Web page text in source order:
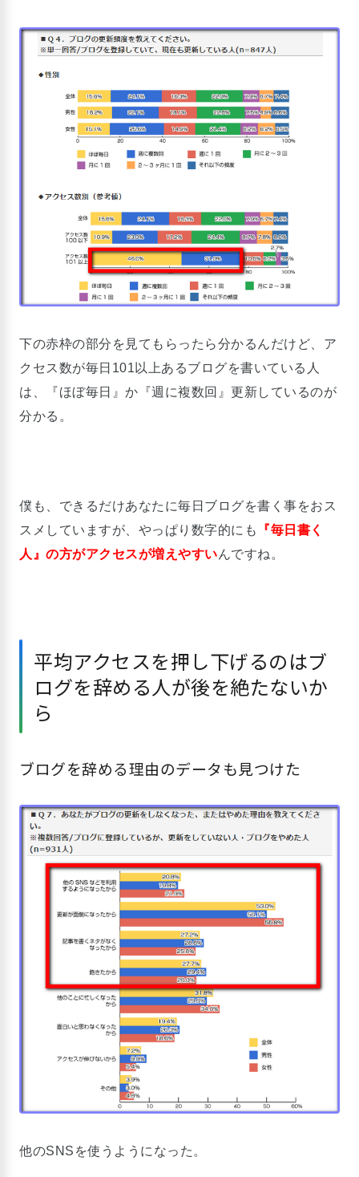
下の赤枠の部分を見てもらったら分かるんだけど、ア
クセス数が毎日101以上あるブログを書いている人
は、『ほぼ毎日』か『週に複数回』更新しているのが
分かる。
僕も、できるだけあなたに毎日ブログを書く事をおス
スメしていますが、やっぱり数字的にも
『毎日書く
人』の方がアクセスが増えやすいんですね。
平均アクセスを押し下げるのはブ
ログを辞める人が後を絶たないか
ら
ブログを辞める理由のデータも見つけた
他のSNSを使うようになった。